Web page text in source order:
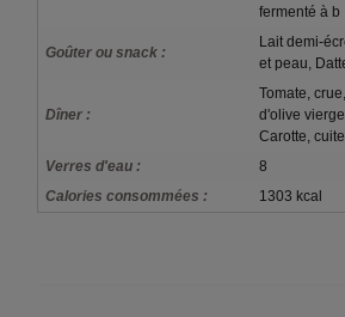
fermenté à b
Goûter ou snack :
Lait demi-
et peau,
Dîner :
Tomate,
d'olive
Carotte,
Verres d'eau :
8
Calories consommées :
1303 kcal